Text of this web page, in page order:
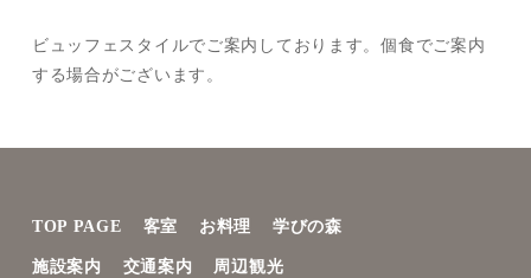
ビュッフェスタイルでご案内しております。個食でご案内
する場合がございます。
TOP PAGE 客室 お料理 学びの森
施設案内 交通案内 周辺観光